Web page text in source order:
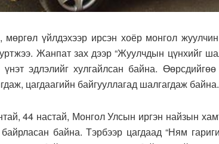
мөргөл үйлдэхээр ирсэн хоёр монгол
Жанпат зах дээр “Жуулчдын цүнхийг
эдлэлийг хулгайлсан байна.
цагдаагийн байгууллагад шалгагдаж байна.
44 настай, Монгол Улсын иргэн найзын
байна. Тэрбээр цагдаад “Ням